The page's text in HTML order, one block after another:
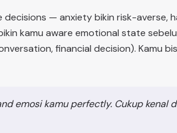
decisions — anxiety bikin risk-averse,
kamu aware emotional state
financial decision). Kamu
emosi kamu perfectly. Cukup kenal